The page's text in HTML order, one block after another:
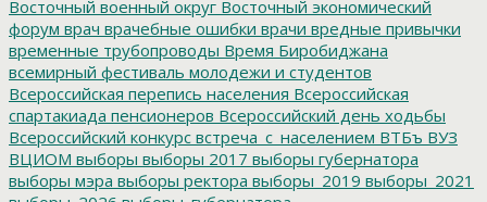
Восточный военный округ Восточный экономический
форум врач врачебные ошибки врачи вредные привычки
временные трубопроводы Время Биробиджана
всемирный фестиваль молодежи и студентов
Всероссийская перепись населения Всероссийская
спартакиада пенсионеров Всероссийский день ходьбы
Всероссийский конкурс встреча_с_населением ВТБъ ВУЗ
ВЦИОМ выборы выборы 2017 выборы губернатора
выборы мэра выборы ректора выборы_2019 выборы_2021